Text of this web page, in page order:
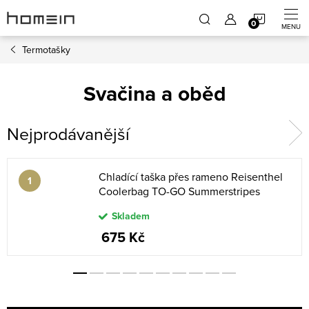
na
obsah
Termotašky
Svačina a oběd
Nejprodávanější
Chladící taška přes rameno Reisenthel
Coolerbag TO-GO Summerstripes
Skladem
675 Kč